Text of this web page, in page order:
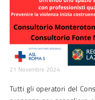
21 Novembre 2024
Tutti gli operatori del